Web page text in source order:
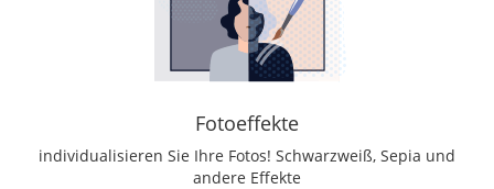
Fotoeffekte
individualisieren Sie Ihre Fotos! Schwarzweiß, Sepia und
andere Effekte